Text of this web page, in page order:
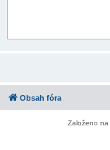
Obsah fóra
Založeno na